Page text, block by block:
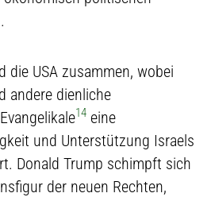
die USA zusammen, wobei
andere dienliche
14 eine
und Unterstützung Israels
Donald Trump schimpft sich
der neuen Rechten,